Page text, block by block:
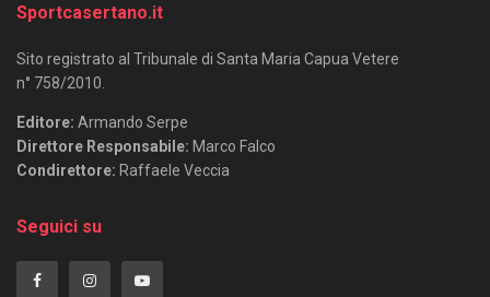
Sportcasertano.it
Sito registrato al Tribunale di Santa Maria Capua Vetere
n° 758/2010.
Editore: Armando Serpe
Direttore Responsabile: Marco Falco
Condirettore: Raffaele Veccia
Seguici su